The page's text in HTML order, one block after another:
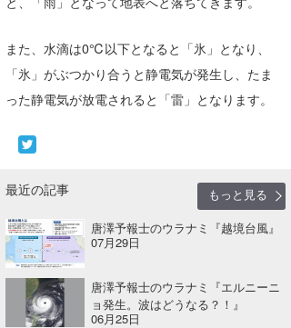
また、水滴は0℃以下となると「氷」となり、
「氷」がぶつかり合うと静電気が発生し、たま
った静電気が放電されると「雷」となります。
最近の記事
もっと見る
唐澤予報士のウラナミ『越境台風』
07月29日
唐澤予報士のウラナミ『エルニーニ
ョ発生。波はどうなる？！』
06月25日